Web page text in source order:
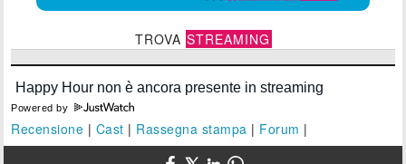
TROVA STREAMING
Powered by
Recensione | Cast | Rassegna stampa | Forum |